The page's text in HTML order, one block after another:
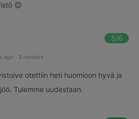
😊
5/6
ago · 3 reviews
otettiin heti huomioon hyvä ja
Tulemme uudestaan.